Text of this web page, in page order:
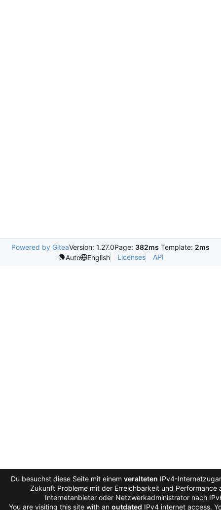
Powered by GiteaVersion: 1.27.0Page: 382ms Template: 2ms
Auto
English Licenses API
Du besuchst diese Seite mit einem veralteten IPv4-
Zukunft Probleme mit der Erreichbarkeit und Performance
Internetanbieter oder Netzwerkadministrator nach
You are visiting this site with an outdated IPv4 internet access.